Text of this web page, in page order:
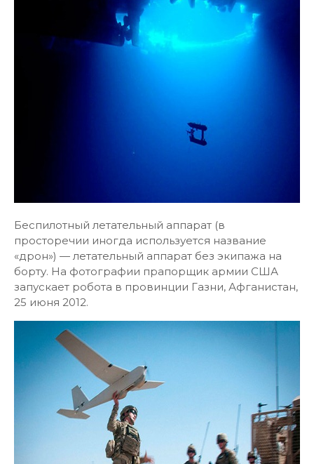
Беспилотный летательный аппарат (в
просторечии иногда используется название
«дрон») — летательный аппарат без экипажа на
борту. На фотографии прапорщик армии США
запускает робота в провинции Газни, Афганистан,
25 июня 2012.